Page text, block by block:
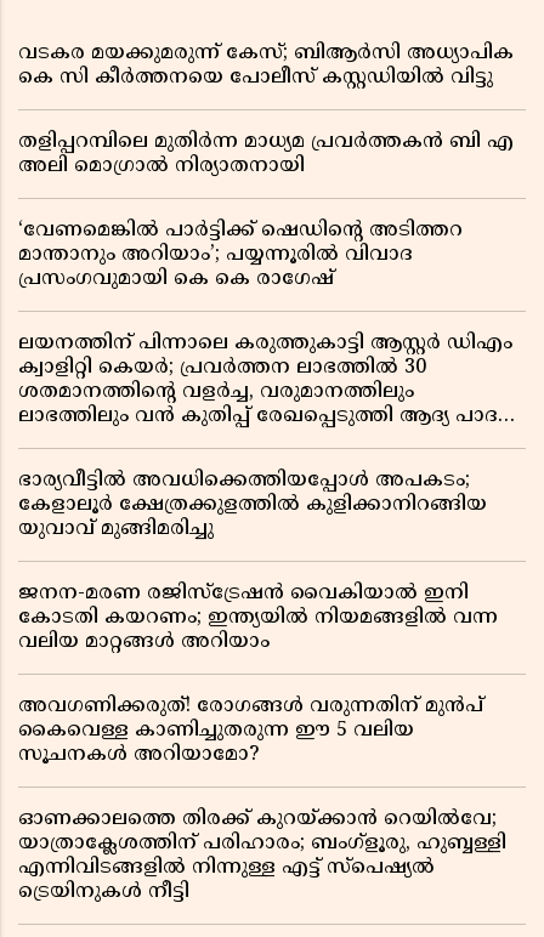
വടകര മയക്കുമരുന്ന് കേസ്; ബിആർസി അധ്യാപിക
കെ സി കീർത്തനയെ പോലീസ് കസ്റ്റഡിയിൽ വിട്ടു
തളിപ്പറമ്പിലെ മുതിർന്ന മാധ്യമ പ്രവർത്തകൻ ബി എ
അലി മൊഗ്രാൽ നിര്യാതനായി
‘വേണമെങ്കിൽ പാർട്ടിക്ക് ഷെഡിൻ്റെ അടിത്തറ
മാന്താനും അറിയാം’; പയ്യന്നൂരിൽ വിവാദ
പ്രസംഗവുമായി കെ കെ രാഗേഷ്
ലയനത്തിന് പിന്നാലെ കരുത്തുകാട്ടി ആസ്റ്റർ ഡിഎം
ക്വാളിറ്റി കെയർ; പ്രവർത്തന ലാഭത്തിൽ 30
ശതമാനത്തിൻ്റെ വളർച്ച, വരുമാനത്തിലും
ലാഭത്തിലും വൻ കുതിപ്പ് രേഖപ്പെടുത്തി ആദ്യ പാദ
ഭാര്യവീട്ടിൽ അവധിക്കെത്തിയപ്പോൾ അപകടം;
കേളാലൂർ ക്ഷേത്രക്കുളത്തിൽ കുളിക്കാനിറങ്ങിയ
യുവാവ് മുങ്ങിമരിച്ചു
ജനന-മരണ രജിസ്ട്രേഷൻ വൈകിയാൽ ഇനി
കോടതി കയറണം; ഇന്ത്യയിൽ നിയമങ്ങളിൽ വന്ന
വലിയ മാറ്റങ്ങൾ അറിയാം
അവഗണിക്കരുത്! രോഗങ്ങൾ വരുന്നതിന് മുൻപ്
കൈവെള്ള കാണിച്ചുതരുന്ന ഈ 5 വലിയ
സൂചനകൾ അറിയാമോ?
ഓണക്കാലത്തെ തിരക്ക് കുറയ്ക്കാൻ റെയിൽവേ;
യാത്രാക്ലേശത്തിന് പരിഹാരം; ബംഗ്ളൂരു, ഹുബ്ബള്ളി
എന്നിവിടങ്ങളിൽ നിന്നുള്ള എട്ട് സ്പെഷ്യൽ
ട്രെയിനുകൾ നീട്ടി